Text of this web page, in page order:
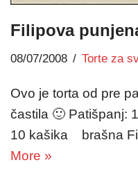
Filipova
08/07/2008 Torte za
Ovo je torta od pre
častila 🙂
10 kašika brašna
More »